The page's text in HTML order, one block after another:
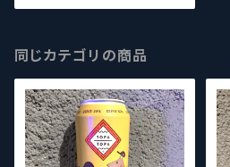
同じカテゴリの商品